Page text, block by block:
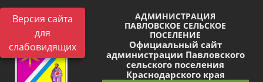
Версия сайта
для
слабовидящих
АДМИНИСТРАЦИЯ
ПАВЛОВСКОЕ СЕЛЬСКОЕ
ПОСЕЛЕНИЕ
Официальный сайт
администрации Павловского
сельского поселения
Краснодарского края